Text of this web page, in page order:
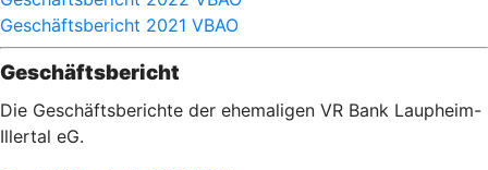
Geschäftsbericht 2021 VBAO
Geschäftsbericht
Die Geschäftsberichte der ehemaligen VR Bank Laupheim-
Illertal eG.